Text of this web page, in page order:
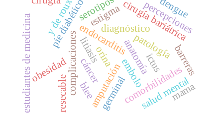
anatomía
patología
diagnóstico
cáncer
endocarditis
complicaciones embolo
pie diabético
comorbilidades
amputación
cirugía bariátrica
obesidad
y de roux
estudiantes de medicina percepciones
salud mental
barreras
estigma
resecable
litiasis
dengue
serotipos
mama
germinal
blee
orina ictus